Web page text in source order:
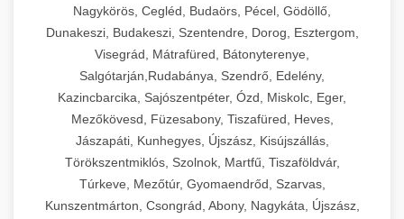
Nagykörös, Cegléd, Budaörs, Pécel, Gödöllő,
Dunakeszi, Budakeszi, Szentendre, Dorog, Esztergom,
Visegrád, Mátrafüred, Bátonyterenye,
Salgótarján,Rudabánya, Szendrő, Edelény,
Kazincbarcika, Sajószentpéter, Ózd, Miskolc, Eger,
Mezőkövesd, Füzesabony, Tiszafüred, Heves,
Jászapáti, Kunhegyes, Újszász, Kisújszállás,
Törökszentmiklós, Szolnok, Martfű, Tiszaföldvár,
Túrkeve, Mezőtúr, Gyomaendrőd, Szarvas,
Kunszentmárton, Csongrád, Abony, Nagykáta, Újszász,